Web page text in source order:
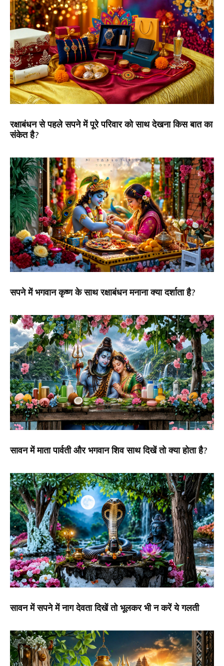
रक्षाबंधन से पहले सपने में पूरे परिवार को साथ देखना किस बात का
संकेत है?
सपने में भगवान कृष्ण के साथ रक्षाबंधन मनाना क्या दर्शाता है?
सावन में माता पार्वती और भगवान शिव साथ दिखें तो क्या होता है?
सावन में सपने में नाग देवता दिखें तो भूलकर भी न करें ये गलती